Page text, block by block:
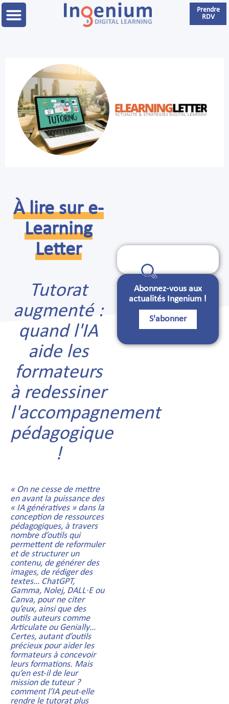
Prendre
RDV
À lire sur e-
Learning
Letter
Tutorat
augmenté :
quand l'IA
aide les
formateurs
à redessiner
l'accompagnement
pédagogique
!
« On ne cesse de mettre
en avant la puissance des
« IA génératives » dans la
conception de ressources
pédagogiques, à travers
nombre d’outils qui
permettent de reformuler
et de structurer un
contenu, de générer des
images, de rédiger des
textes… ChatGPT,
Gamma, Nolej, DALL·E ou
Canva, pour ne citer
qu’eux, ainsi que des
outils auteurs comme
Articulate ou Genially…
Certes, autant d’outils
précieux pour aider les
formateurs à concevoir
leurs formations. Mais
qu’en est-il de leur
mission de tuteur ?
comment l’IA peut-elle
rendre le tutorat plus
for:
Abonnez-vous aux
actualités Ingenium !
S'abonner